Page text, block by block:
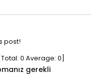
post!
[Total: 0 Average: 0]
gerekli